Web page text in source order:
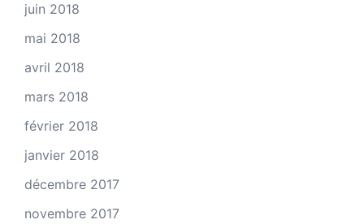
juin 2018
mai 2018
avril 2018
mars 2018
février 2018
janvier 2018
décembre 2017
novembre 2017